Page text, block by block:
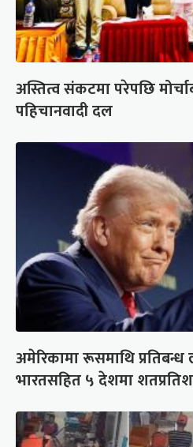
अस्तित्व संकटमा परेपछि
पहिचानवादी दल
अमेरिकामा रूसमाथि
भारतसहित ५ देशमा